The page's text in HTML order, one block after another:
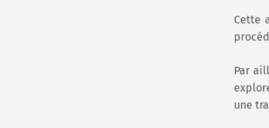
Cette
Par
une